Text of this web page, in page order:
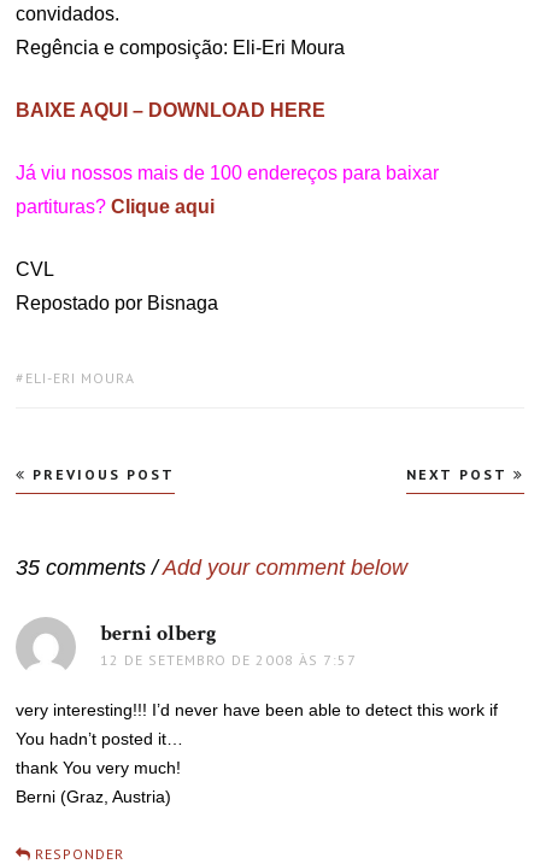
convidados.
Regência e composição: Eli-Eri Moura
BAIXE AQUI – DOWNLOAD HERE
Já viu nossos mais de 100 endereços para baixar
partituras? Clique aqui
CVL
Repostado por Bisnaga
TAGS:
ELI-ERI MOURA
Navegação
de
PREVIOUS POST NEXT POST
35 comments /Add your comment below
berni olberg
12 DE SETEMBRO DE 2008 ÀS 7:57
very interesting!!! I’d never have been able to detect this work if
You hadn’t posted it…
thank You very much!
Berni (Graz, Austria)
RESPONDER